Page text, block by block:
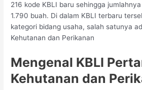
216 kode KBLI baru sehingga
1.790 buah. Di dalam KBLI terbaru
kategori bidang usaha, salah satunya
Kehutanan dan Perikanan
Mengenal KBLI
Kehutanan dan